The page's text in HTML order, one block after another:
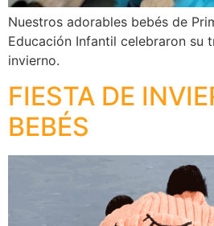
Nuestros adorables bebés de
Educación Infantil celebraron su
invierno.
FIESTA DE
BEBÉS